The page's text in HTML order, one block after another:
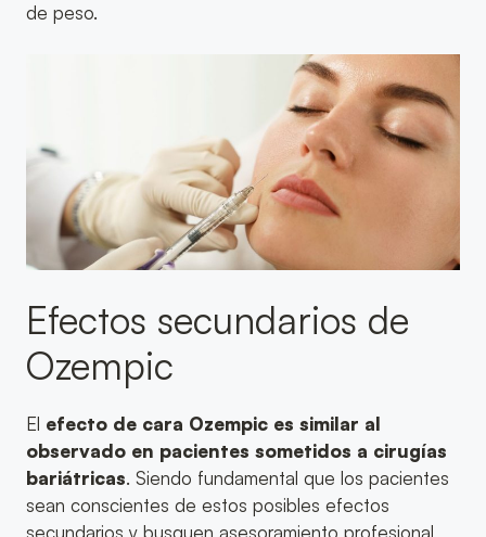
de peso.
Efectos secundarios de
Ozempic
El efecto de cara Ozempic es similar al
observado en pacientes sometidos a cirugías
bariátricas. Siendo fundamental que los pacientes
sean conscientes de estos posibles efectos